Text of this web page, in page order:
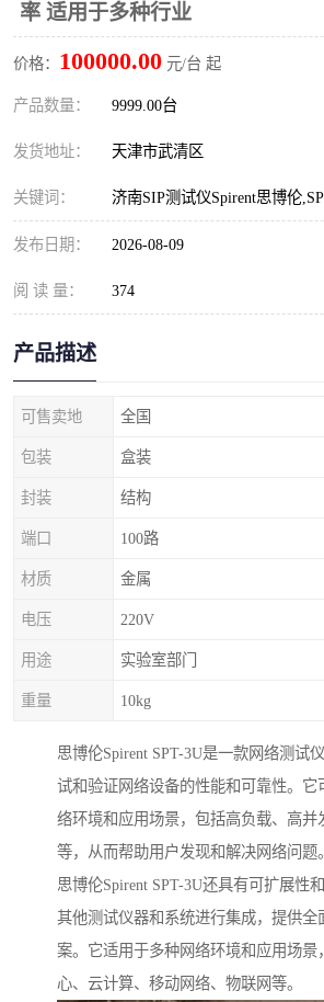
率 适用于多种行业
价格： 100000.00 元/台 起
产品数量： 9999.00台
发货地址： 天津市武清区
关键词： 济南SIP测试仪Spirent思博伦
发布日期： 2026-08-09
阅 读 量： 374
产品描述
可售卖地 全国
包装 盒装
封装 结构
端口 100路
材质 金属
电压 220V
用途 实验室部门
重量 10kg
思博伦Spirent SPT-3U是一款网络测试
试和验证网络设备的性能和可靠性。它
络环境和应用场景，包括高负载、高并
等，从而帮助用户发现和解决网络问题。
思博伦Spirent SPT-3U还具有可扩展性
其他测试仪器和系统进行集成，提供全
案。它适用于多种网络环境和应用场景
心、云计算、移动网络、物联网等。